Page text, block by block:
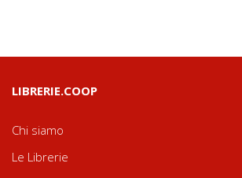
LIBRERIE.COOP
Chi siamo
Le Librerie